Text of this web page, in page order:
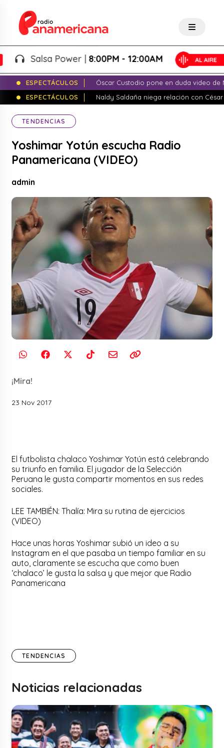
Salsa Power |8:00PM - 12:00AM
ESPECTÁCULOS
Óscar Custodio pone en duda video de
ESPECTÁCULOS
Naldy Saldaña niega relación con
TENDENCIAS
Yoshimar Yotún escucha Radio
Panamericana (VIDEO)
admin
¡Mira!
23 Nov 2017
El futbolista chalaco Yoshimar Yotún está celebrando
su triunfo en familia. El jugador de la Selección
Peruana le gusta compartir momentos en sus redes
sociales.
LEE TAMBIÉN: Thalía: Mira su rutina de ejercicios
(VIDEO)
Hace unas horas Yoshimar subió un ideo a su
Instagram en el que pasaba un tiempo familiar en su
auto, claramente se escucha que como buen
‘chalaco’ le gusta la salsa y que mejor que Radio
Panamericana
TENDENCIAS
Noticias relacionadas